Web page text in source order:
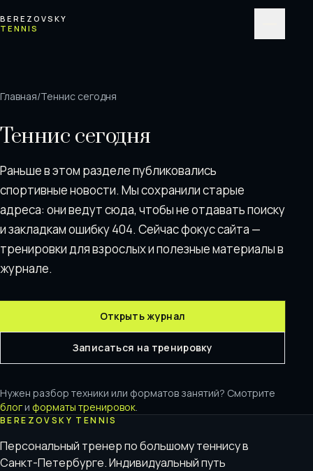
BEREZOVSKY
TENNIS
Главная/Теннис сегодня
Теннис сегодня
Раньше в этом разделе публиковались
спортивные новости. Мы сохранили старые
адреса: они ведут сюда, чтобы не отдавать поискy
и закладкам ошибку 404. Сейчас фокус сайта —
тренировки для взрослых и полезные материалы в
журнале.
Открыть журнал
Записаться на тренировку
Нужен разбор техники или форматов занятий? Смотрите
блог и форматы тренировок.
BEREZOVSKY TENNIS
Персональный тренер по большому теннису в
Санкт-Петербурге. Индивидуальный путь